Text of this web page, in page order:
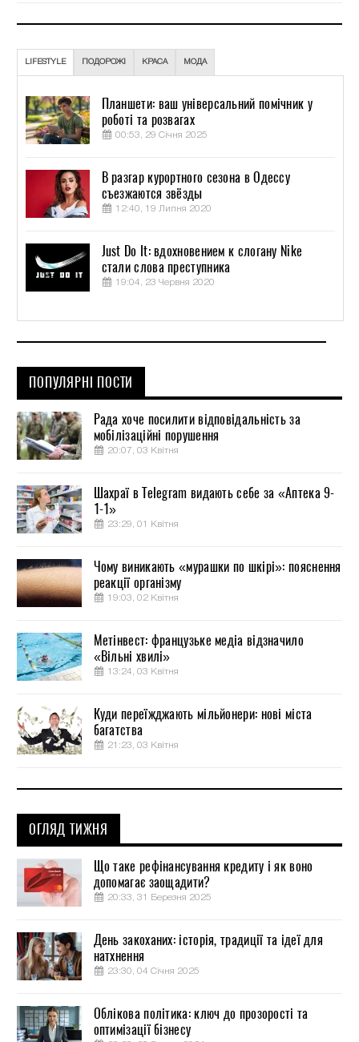
LIFESTYLE ПОДОРОЖІ КРАСА МОДА
Планшети: ваш універсальний помічник у
роботі та розвагах
00:53, 29 Січня 2025
В разгар курортного сезона в Одессу
съезжаются звёзды
12:40, 19 Липня 2020
Just Do It: вдохновением к слогану Nike
стали слова преступника
19:04, 23 Червня 2020
ПОПУЛЯРНІ ПОСТИ
Рада хоче посилити відповідальність за
мобілізаційні порушення
20:07, 03 Квітня
Шахраї в Telegram видають себе за «Аптека 9-
1-1»
23:29, 01 Квітня
Чому виникають «мурашки по шкірі»: пояснення
реакції організму
19:03, 02 Квітня
Метінвест: французьке медіа відзначило
«Вільні хвилі»
13:24, 03 Квітня
Куди переїжджають мільйонери: нові міста
багатства
21:23, 03 Квітня
ОГЛЯД ТИЖНЯ
Що таке рефінансування кредиту і як воно
допомагає заощадити?
20:33, 31 Березня 2025
День закоханих: історія, традиції та ідеї для
натхнення
23:30, 04 Січня 2025
Облікова політика: ключ до прозорості та
оптимізації бізнесу